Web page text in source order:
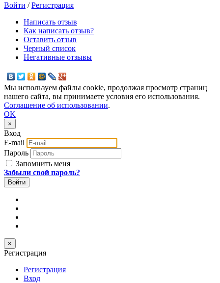
Войти /Регистрация
Написать отзыв
Как написать отзыв?
Оставить отзыв
Черный список
Негативные отзывы
Мы используем файлы cookie, продолжая просмотр страниц
нашего сайта, вы принимаете условия его использования.
Соглашение об использовании.
OK
×
Вход
E-mail
Пароль
Запомнить меня
Забыли свой пароль?
×
Регистрация
Регистрация
Вход